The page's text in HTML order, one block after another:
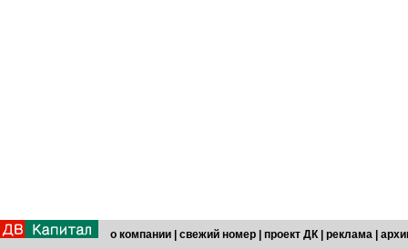
о компании свежий номер проект ДК реклама